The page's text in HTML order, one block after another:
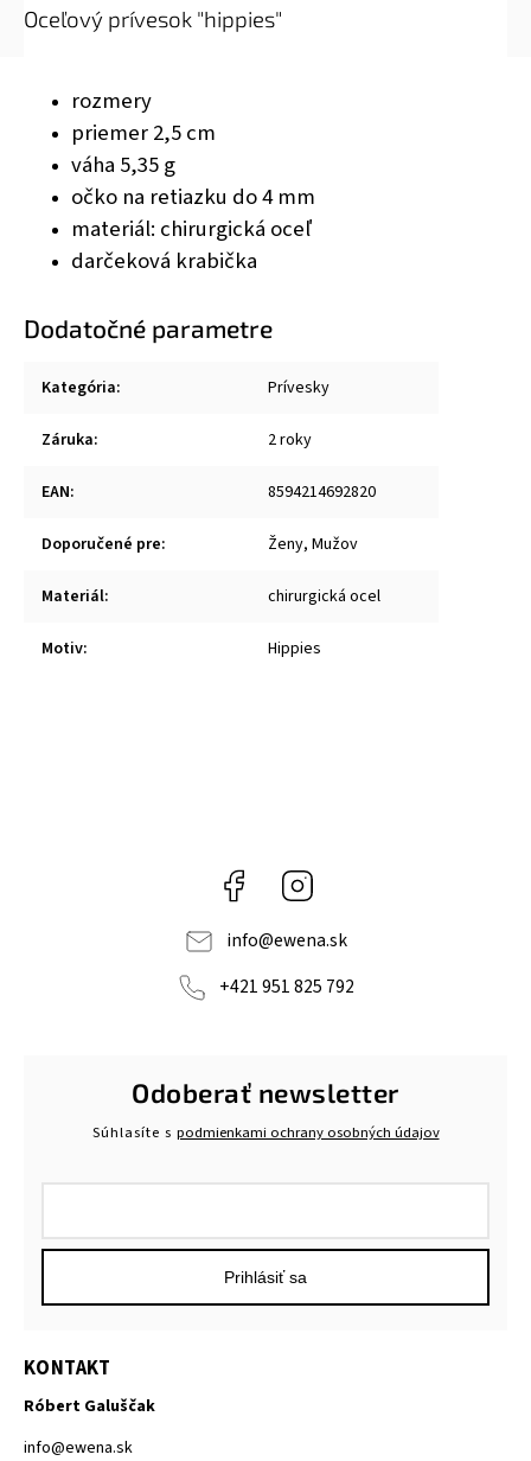
Oceľový prívesok "hippies"
rozmery
priemer 2,5 cm
váha 5,35 g
očko na retiazku do 4 mm
materiál: chirurgická oceľ
darčeková krabička
Dodatočné parametre
Kategória: Prívesky
Záruka: 2 roky
EAN: 8594214692820
Doporučené pre: Ženy, Mužov
Materiál: chirurgická ocel
Motiv: Hippies
Facebook
info@ewena.sk
+421 951 825 792
Odoberať newsletter
Súhlasíte s podmienkami ochrany osobných údajov
Prihlásiť sa
KONTAKT
Róbert Galuščak
info@ewena.sk